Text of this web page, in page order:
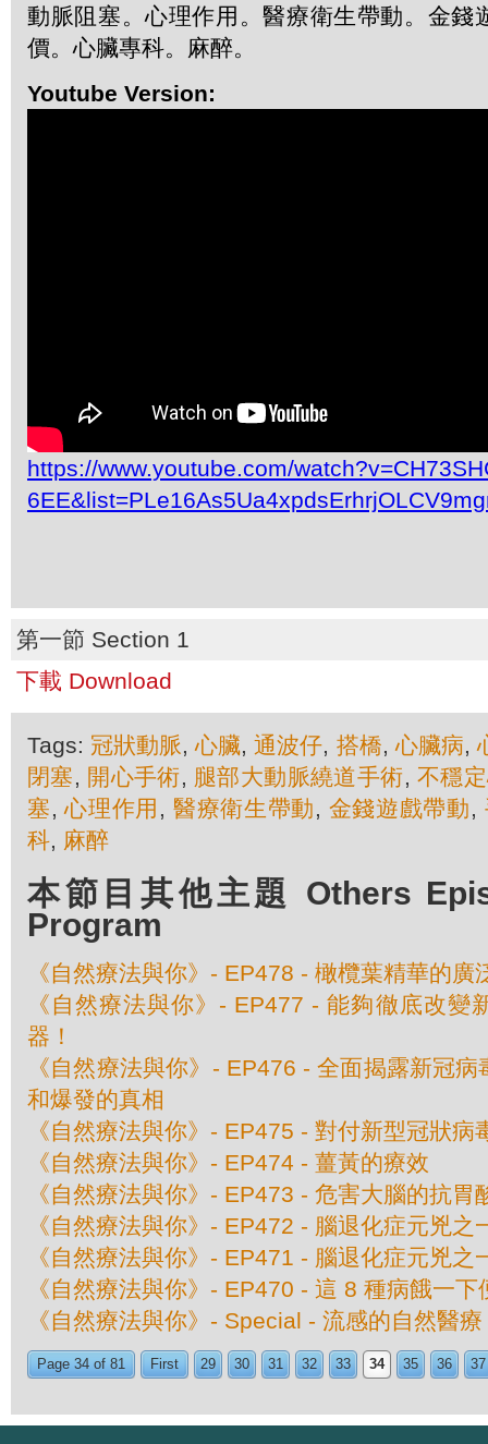
動脈阻塞。心理作用。醫療衛生帶動。金錢
價。心臟專科。麻醉。
Youtube Version:
https://www.youtube.com/
第一節 Section 1
下載 Download
Tags: 冠狀動脈,心臟,通波仔, 搭橋,心臟病,
閉塞, 開心手術, 腿部大動脈繞道手術, 不穩
塞,心理作用 , 醫療衛生帶動, 金錢遊戲帶動,
科, 麻醉
本節目其他主題 Others
Program
《自然療法與你》- EP478 - 橄欖葉精華的廣
《自然療法與你》- EP477 - 能夠徹底改變
器！
《自然療法與你》- EP476 - 全面揭露新冠
和爆發的真相
《自然療法與你》- EP475 - 對付新型冠狀病
《自然療法與你》- EP474 - 薑黃的療效
《自然療法與你》- EP473 - 危害大腦的抗胃
《自然療法與你》- EP472 - 腦退化症元兇之
《自然療法與你》- EP471 - 腦退化症元兇之
《自然療法與你》- EP470 - 這 8 種病餓一下
《自然療法與你》- Special - 流感的自然醫療
Page 34 of 81 First 29 30 31 32 33 34 35 36 37